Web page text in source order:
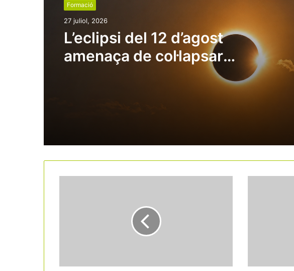
Formació
27 juliol, 2026
L’eclipsi del 12 d’agost
amenaça de col·lapsar
destinacions turístiques en
plena temporada alta